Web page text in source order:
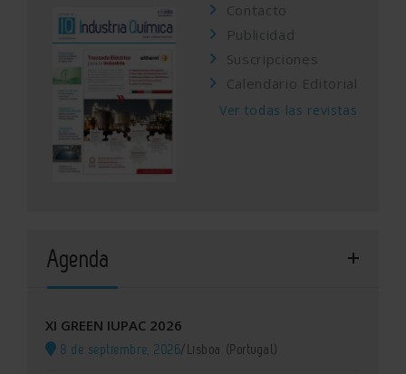
Contacto
Publicidad
Suscripciones
Calendario Editorial
Ver todas las revistas
Agenda
XI GREEN IUPAC 2026
8 de septiembre, 2026/Lisboa (Portugal)